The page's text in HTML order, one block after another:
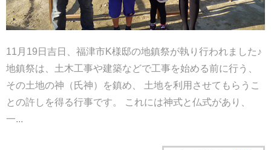
11月19日吉日、福津市K様邸の地鎮祭が執り行われました♪
地鎮祭は、土木工事や建築などで工事を始める前に行う、
その土地の神（氏神）を鎮め、 土地を利用させてもらうこ
との許しを得る行事です。 これには神式と仏式があり、
一...